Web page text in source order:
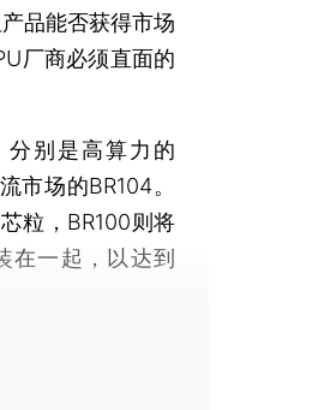
品能否获得市场
厂商必须直面的
别是高算力的
市场的BR104。
粒，BR100则将
在一起，以达到